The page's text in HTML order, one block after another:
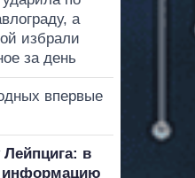
а
избрали
за день
впервые
Лейпцига: в
информацию